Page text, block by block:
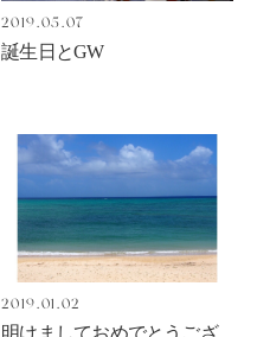
2019.05.07
誕生日とGW
2019.01.02